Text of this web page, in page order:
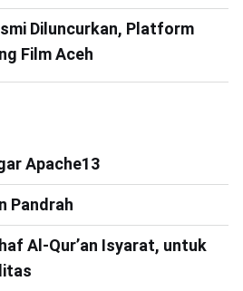
Diluncurkan, Platform
Film Aceh
Apache13
Pandrah
Al-Qur’an Isyarat, untuk